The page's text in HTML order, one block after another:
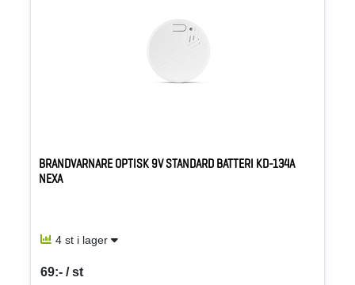
BRANDVARNARE OPTISK 9V STANDARD BATTERI KD-134A
NEXA
4 st i lager
69:- / st
SEK per ST